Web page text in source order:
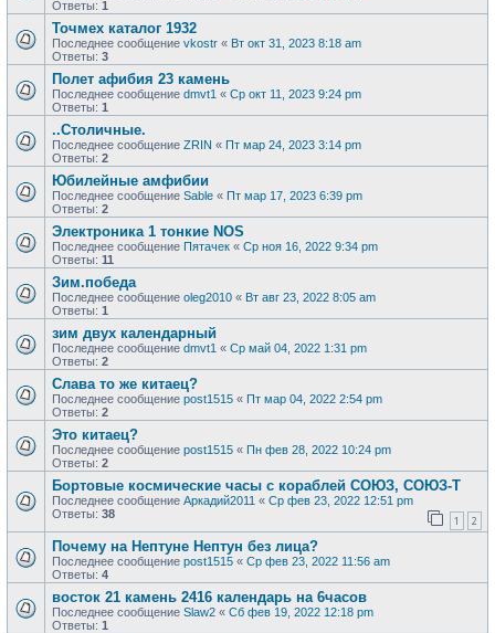
Ответы: 1
Точмех каталог 1932
Последнее сообщение vkostr « Вт окт 31, 2023 8:18 am
Ответы: 3
Полет афибия 23 камень
Последнее сообщение dmvt1 « Ср окт 11, 2023 9:24 pm
Ответы: 1
..Столичные.
Последнее сообщение ZRIN « Пт мар 24, 2023 3:14 pm
Ответы: 2
Юбилейные амфибии
Последнее сообщение Sable « Пт мар 17, 2023 6:39 pm
Ответы: 2
Электроника 1 тонкие NOS
Последнее сообщение Пятачек « Ср ноя 16, 2022 9:34 pm
Ответы: 11
Зим.победа
Последнее сообщение oleg2010 « Вт авг 23, 2022 8:05 am
Ответы: 1
зим двух календарный
Последнее сообщение dmvt1 « Ср май 04, 2022 1:31 pm
Ответы: 2
Слава то же китаец?
Последнее сообщение post1515 « Пт мар 04, 2022 2:54 pm
Ответы: 2
Это китаец?
Последнее сообщение post1515 « Пн фев 28, 2022 10:24 pm
Ответы: 2
Бортовые космические часы с кораблей СОЮЗ, СОЮЗ-Т
Последнее сообщение Аркадий2011 « Ср фев 23, 2022 12:51 pm
Ответы: 38 1 2
Почему на Нептуне Нептун без лица?
Последнее сообщение post1515 « Ср фев 23, 2022 11:56 am
Ответы: 4
восток 21 камень 2416 календарь на 6часов
Последнее сообщение Slaw2 « Сб фев 19, 2022 12:18 pm
Ответы: 1